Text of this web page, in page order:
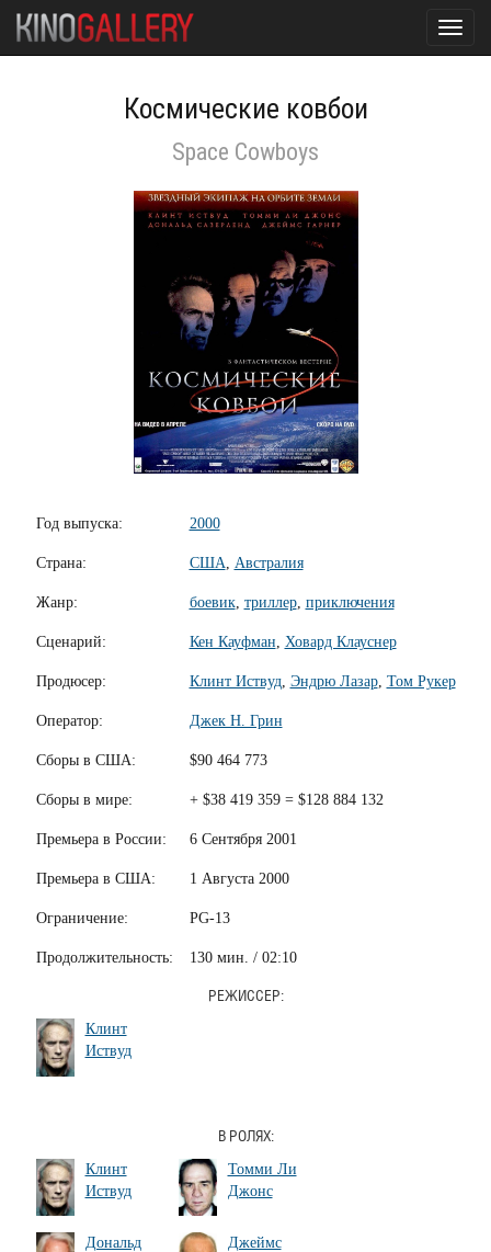
Космические ковбои
Space Cowboys
Год выпуска: 2000
Страна: США, Австралия
Жанр: боевик, триллер, приключения
Сценарий: Кен Кауфман, Ховард Клауснер
Продюсер: Клинт Иствуд, Эндрю Лазар, Том Рукер
Оператор: Джек Н. Грин
Сборы в США: $90 464 773
Сборы в мире: + $38 419 359 = $128 884 132
Премьера в России: 6 Сентября 2001
Премьера в США: 1 Августа 2000
Ограничение: PG-13
Продолжительность: 130 мин. / 02:10
РЕЖИССЕР:
Клинт
Иствуд
В РОЛЯХ:
Клинт
Иствуд
Томми Ли
Джонс
Дональд
Джеймс